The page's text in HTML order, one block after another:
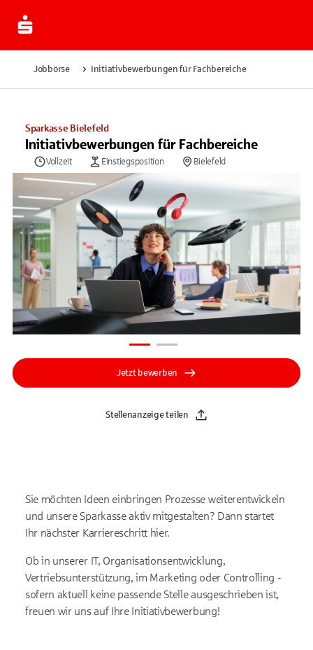
Jobbörse Initiativbewerbungen für Fachbereiche
Sparkasse Bielefeld
Initiativbewerbungen für Fachbereiche
Vollzeit Einstiegsposition Bielefeld
Jetzt bewerben
Stellenanzeige teilen
Sie möchten Ideen einbringen Prozesse weiterentwickeln
und unsere Sparkasse aktiv mitgestalten? Dann startet
Ihr nächster Karriereschritt hier.
Ob in unserer IT, Organisationsentwicklung,
Vertriebsunterstützung, im Marketing oder Controlling -
sofern aktuell keine passende Stelle ausgeschrieben ist,
freuen wir uns auf Ihre Initiativbewerbung!